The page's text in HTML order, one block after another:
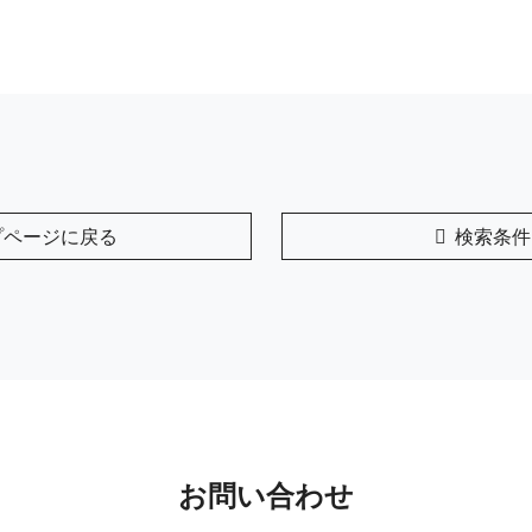
ージに戻る 検索条
お問い合わせ